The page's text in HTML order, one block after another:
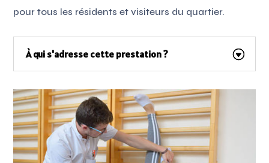
pour tous les résidents et visiteurs du quartier.
À qui s'adresse cette prestation ?